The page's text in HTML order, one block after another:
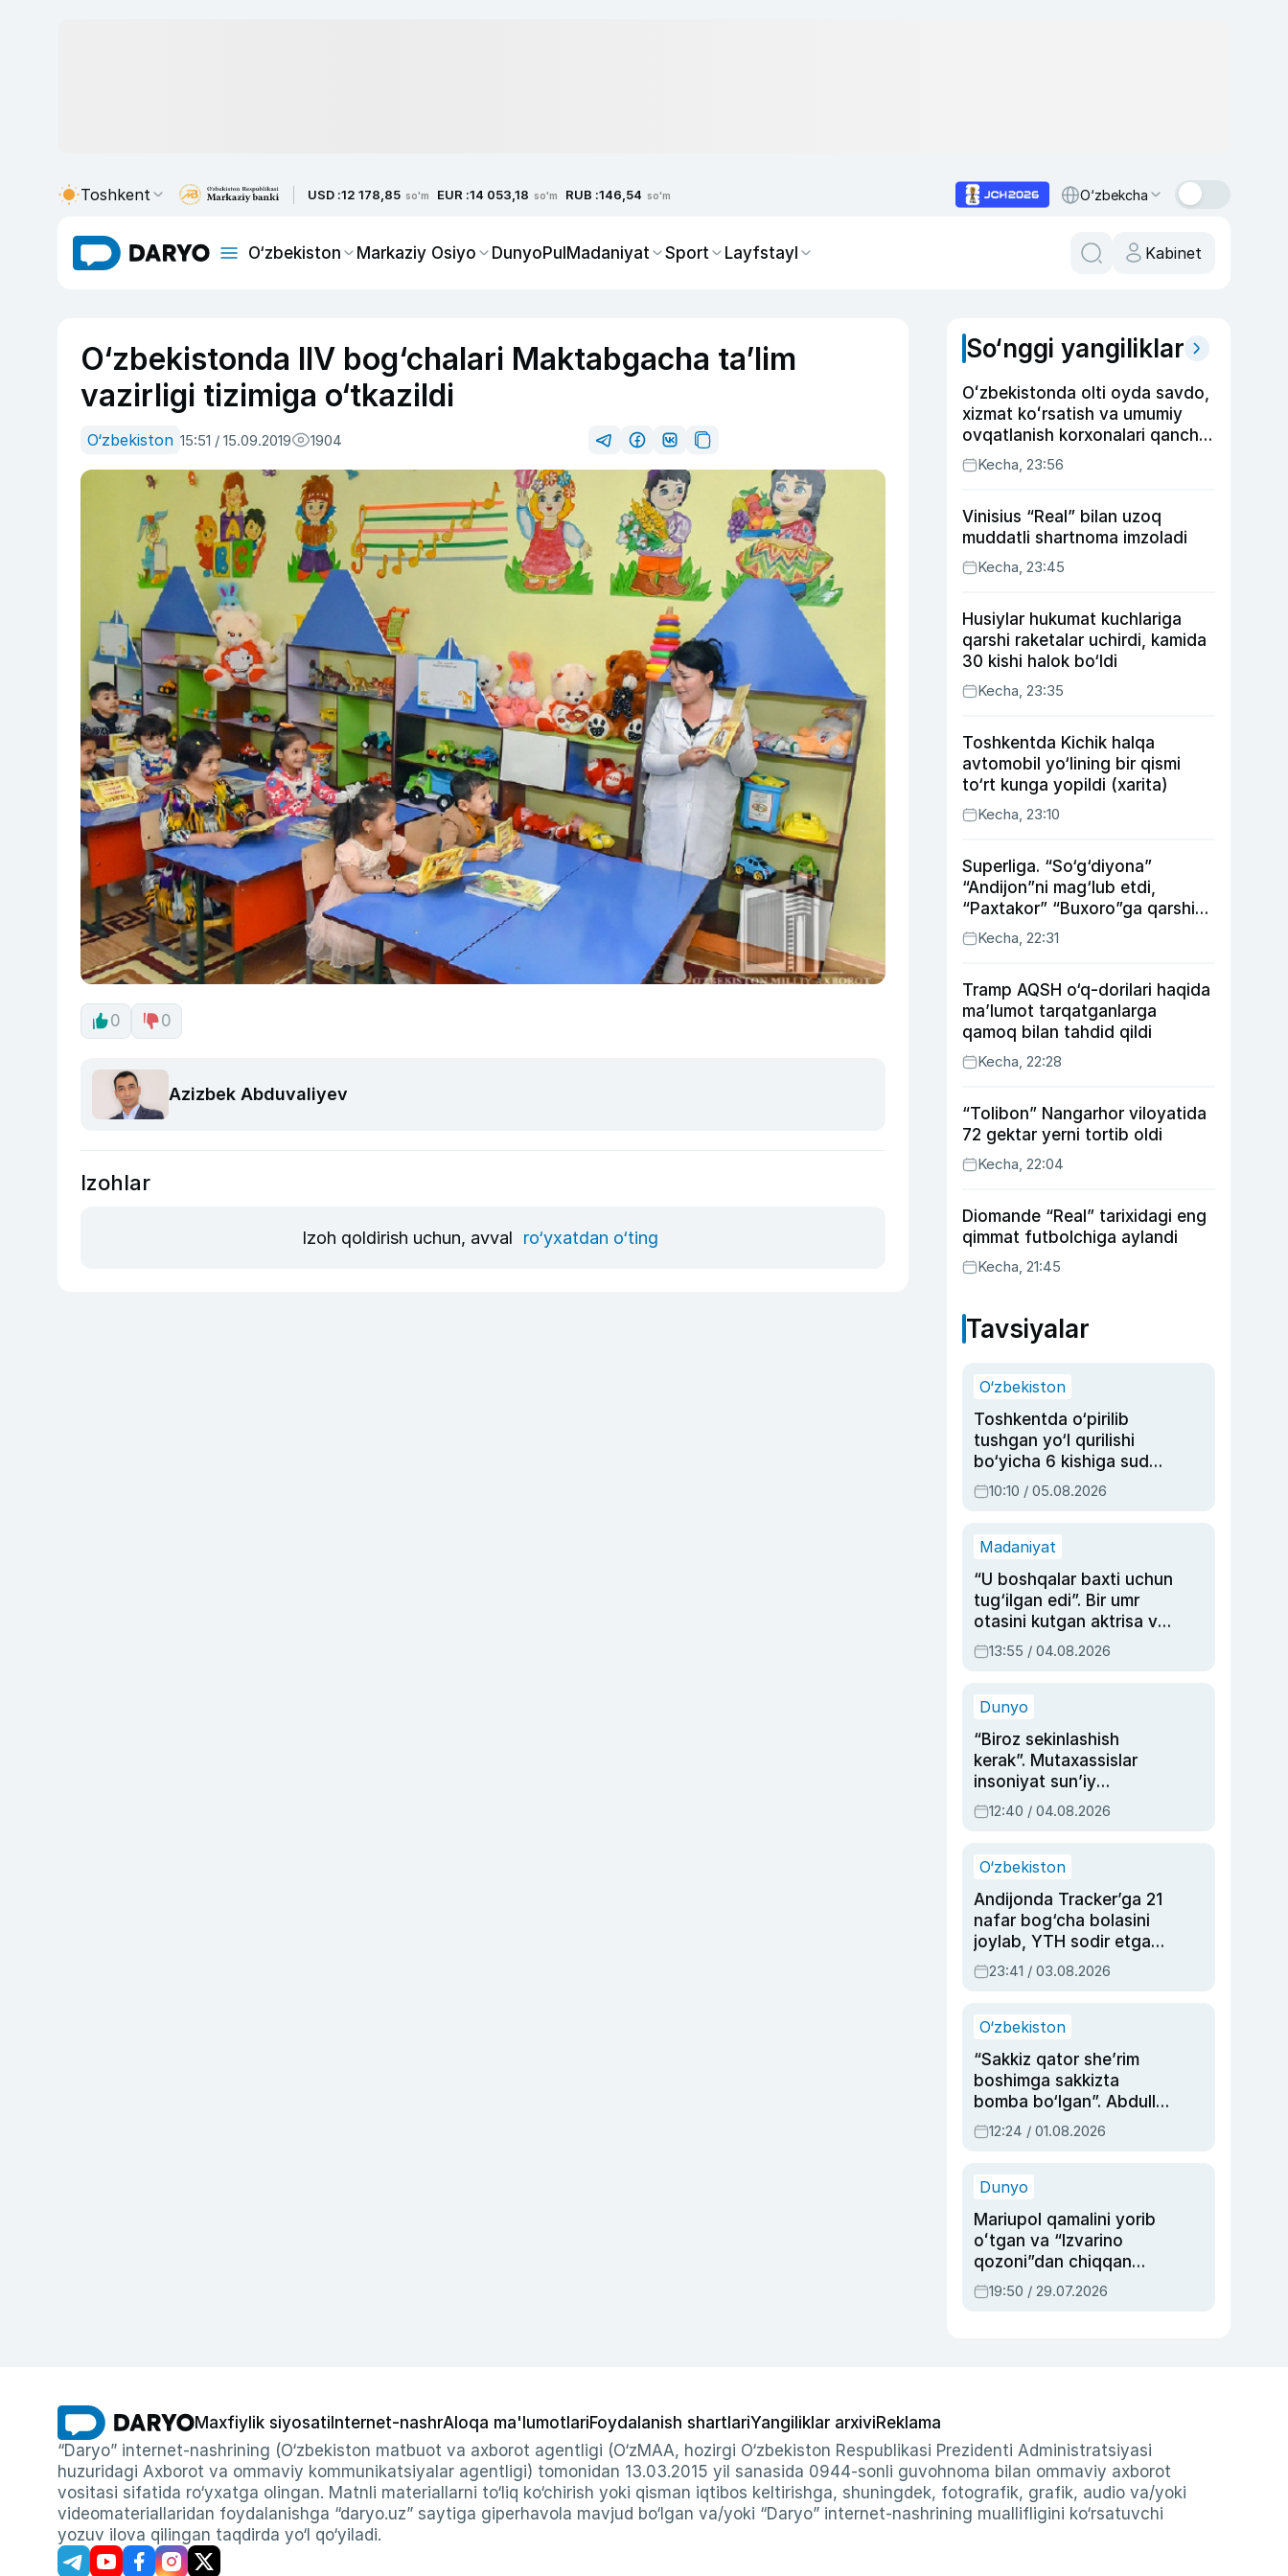
Toshkent USD :12 178,85 so'm EUR :14 053,18 so'm RUB :146,54 so'm O‘zbekcha
O‘zbekiston Markaziy Osiyo DunyoPulMadaniyat Sport Layfstayl Kabinet
O‘zbekistonda IIV bog‘chalari Maktabgacha ta’lim
vazirligi tizimiga o‘tkazildi
O‘zbekiston 15:51 / 15.09.2019 1904
0 0
Azizbek Abduvaliyev
Izohlar
Izoh qoldirish uchun, avval ro‘yxatdan o‘ting
So‘nggi yangiliklar
Oʻzbekistonda olti oyda savdo,
xizmat koʻrsatish va umumiy
ovqatlanish korxonalari qancha
soliq toʻlagani ochiqlandi
Kecha, 23:56
Vinisius “Real” bilan uzoq
muddatli shartnoma imzoladi
Kecha, 23:45
Husiylar hukumat kuchlariga
qarshi raketalar uchirdi, kamida
30 kishi halok bo‘ldi
Kecha, 23:35
Toshkentda Kichik halqa
avtomobil yo‘lining bir qismi
to‘rt kunga yopildi (xarita)
Kecha, 23:10
Superliga. “So‘g‘diyona”
“Andijon”ni mag‘lub etdi,
“Paxtakor” “Buxoro”ga qarshi
bahsda g‘alabani qo‘ldan
chiqardi
Kecha, 22:31
Tramp AQSH o‘q-dorilari haqida
ma’lumot tarqatganlarga
qamoq bilan tahdid qildi
Kecha, 22:28
“Tolibon” Nangarhor viloyatida
72 gektar yerni tortib oldi
Kecha, 22:04
Diomande “Real” tarixidagi eng
qimmat futbolchiga aylandi
Kecha, 21:45
Tavsiyalar
O‘zbekiston
Toshkentda o‘pirilib
tushgan yo‘l qurilishi
bo‘yicha 6 kishiga sud
hukmi o‘qildi
10:10 / 05.08.2026
Madaniyat
“U boshqalar baxti uchun
tug‘ilgan edi”. Bir umr
otasini kutgan aktrisa va
dublyaj ustasi Rimma
Ahmedovaning
13:55 / 04.08.2026
Dunyo
“Biroz sekinlashish
kerak”. Mutaxassislar
insoniyat sun’iy
intellektni boshqara
olmay qolishidan xavotir
12:40 / 04.08.2026
O‘zbekiston
Andijonda Tracker’ga 21
nafar bog‘cha bolasini
joylab, YTH sodir etgan
ayolga sud hukmi o‘qildi
23:41 / 03.08.2026
O‘zbekiston
“Sakkiz qator she’rim
boshimga sakkizta
bomba bo‘lgan”. Abdulla
Oripovni siyosiy
ayblovlardan asrab
12:24 / 01.08.2026
Dunyo
Mariupol qamalini yorib
oʻtgan va “Izvarino
qozoni”dan chiqqan
qahramon — Ukraina
armiyasi bosh
19:50 / 29.07.2026
Maxfiylik siyosati Internet-nashrAloqa ma'lumotlariFoydalanish shartlariYangiliklar arxiviReklama
“Daryo” internet-nashrining (O‘zbekiston matbuot va axborot agentligi (O‘zMAA, hozirgi O‘zbekiston Respublikasi Prezidenti Administratsiyasi
huzuridagi Axborot va ommaviy kommunikatsiyalar agentligi) tomonidan 13.03.2015 yil sanasida 0944-sonli guvohnoma bilan ommaviy axborot
vositasi sifatida ro‘yxatga olingan. Matnli materiallarni to‘liq ko‘chirish yoki qisman iqtibos keltirishga, shuningdek, fotografik, grafik, audio va/yoki
videomateriallaridan foydalanishga “daryo.uz” saytiga giperhavola mavjud bo‘lgan va/yoki “Daryo” internet-nashrining muallifligini ko‘rsatuvchi
yozuv ilova qilingan taqdirda yo‘l qo‘yiladi.